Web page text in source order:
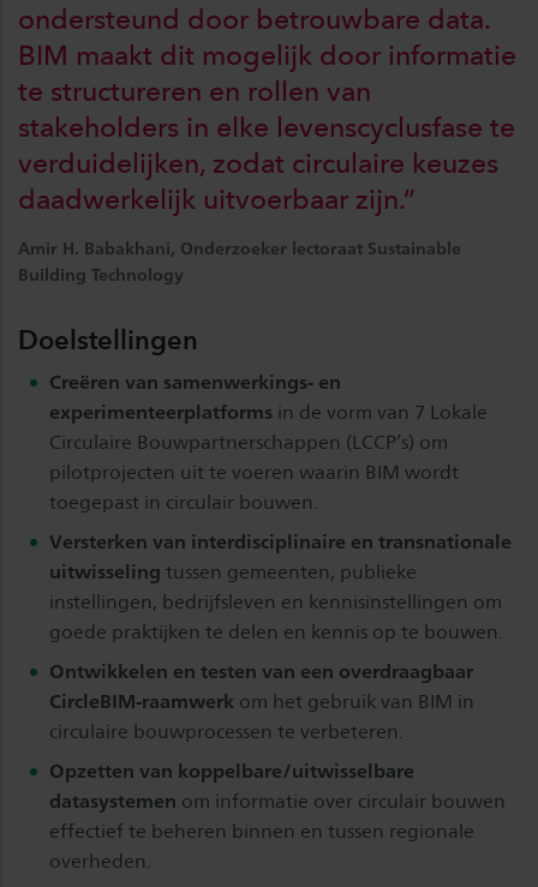
ondersteund door betrouwbare data.
BIM maakt dit mogelijk door informatie
te structureren en rollen van
stakeholders in elke levenscyclusfase te
verduidelijken, zodat circulaire keuzes
daadwerkelijk uitvoerbaar zijn.”
Amir H. Babakhani, Onderzoeker lectoraat Sustainable
Building Technology
Doelstellingen
Creëren van samenwerkings- en
experimenteerplatforms in de vorm van 7 Lokale
Circulaire Bouwpartnerschappen (LCCP’s) om
pilotprojecten uit te voeren waarin BIM wordt
toegepast in circulair bouwen.
Versterken van interdisciplinaire en transnationale
uitwisseling tussen gemeenten, publieke
instellingen, bedrijfsleven en kennisinstellingen om
goede praktijken te delen en kennis op te bouwen.
Ontwikkelen en testen van een overdraagbaar
CircleBIM-raamwerk om het gebruik van BIM in
circulaire bouwprocessen te verbeteren.
Opzetten van koppelbare/uitwisselbare
datasystemen om informatie over circulair bouwen
effectief te beheren binnen en tussen regionale
overheden.